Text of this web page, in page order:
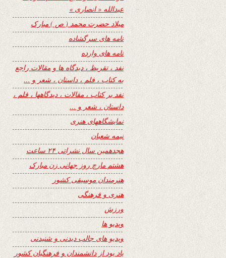
عبدالله « انصاری »
میلاد حضرت محمد ( ص ) مبارک
نامه های سرگشاده
نامه های وارده
نفد ، تقریظ ، دیدگاه ها و مقالات راجع
به کتاب ، فلم ، داستان ، شعر و …
نفد بر کتاب ، مقالات ، دیدگاهها ، فلم ،
داستان ، شعر و …
نمایشگاههای هنری
نیمه شعبان
هجدهمین سال نشراتی ۲۴ ساعت
هشتم مارچ روز جهانی زن مبارک
هنرمندان موسیقی کشور
هنری و فرهنگی
ورزش
ویدیو ها
ویدیو های جالب دیدنی و شنیدنی
یاد بود از دانشمندان و فرهنگیان کشور